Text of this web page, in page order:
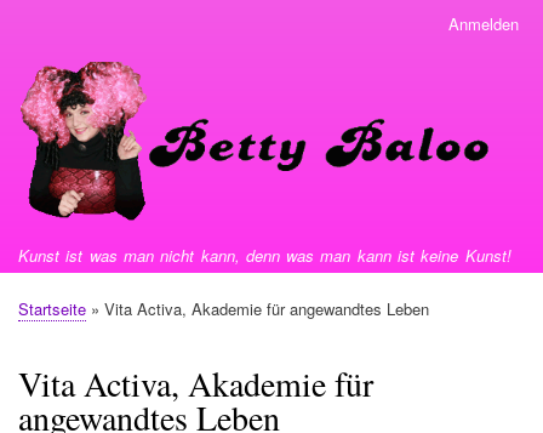
menu
Anmelden
Kunst ist was man nicht kann, denn was man kann ist keine Kunst!
Pfadnavigation
Startseite Vita Activa, Akademie für angewandtes Leben
Vita Activa, Akademie für
angewandtes Leben